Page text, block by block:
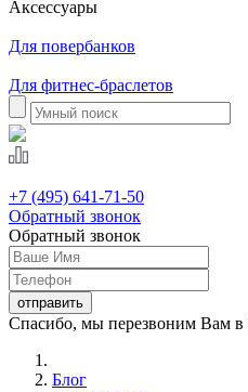
Аксессуары
Для повербанков
Для фитнес-браслетов
+7 (495) 641-71-50
Обратный звонок
Обратный звонок
Спасибо, мы перезвоним Вам
Блог